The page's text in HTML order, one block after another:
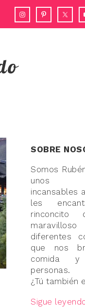
SOBRE
Somos
unos
incansables
les
rinconcito
diferentes
que nos
comida y
personas.
¿Tú también
Sigue